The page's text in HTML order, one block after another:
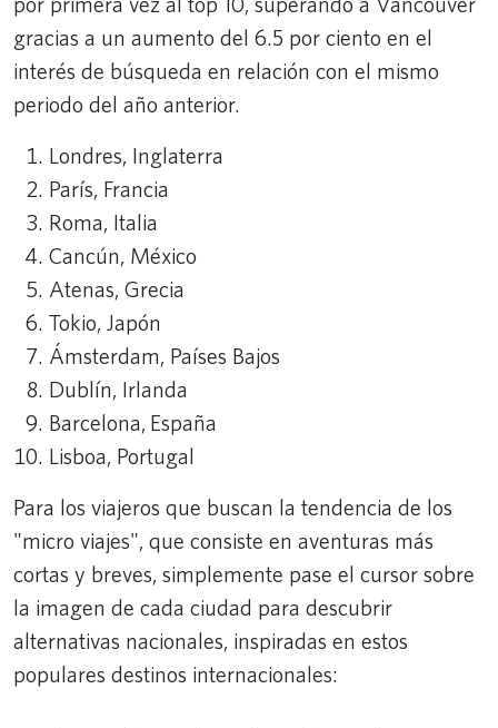
gracias a un aumento del 6.5 por ciento en el
interés de búsqueda en relación con el mismo
periodo del año anterior.
Londres, Inglaterra
París, Francia
Roma, Italia
Cancún, México
Atenas, Grecia
Tokio, Japón
Ámsterdam, Países Bajos
Dublín, Irlanda
Barcelona, ​​España
Lisboa, Portugal
Para los viajeros que buscan la tendencia de los
"micro viajes", que consiste en aventuras más
cortas y breves, simplemente pase el cursor sobre
la imagen de cada ciudad para descubrir
alternativas nacionales, inspiradas en estos
populares destinos internacionales: